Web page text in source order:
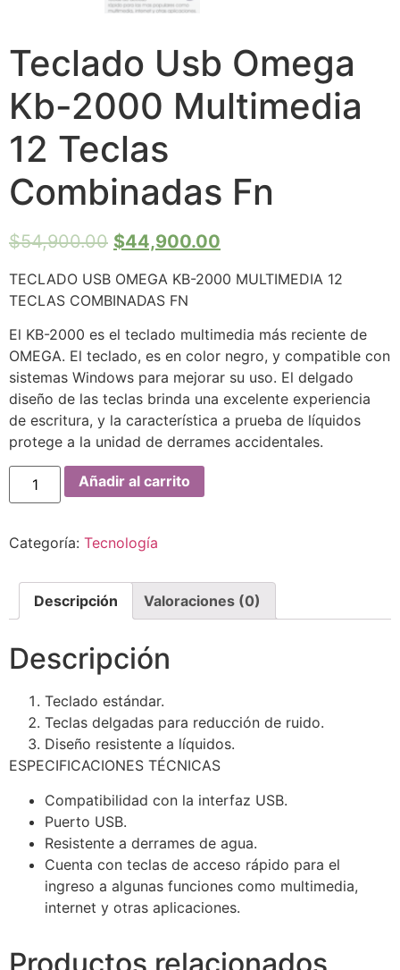
Teclado Usb Omega
Kb-2000 Multimedia
12 Teclas
Combinadas Fn
$54,900.00 $44,900.00
TECLADO USB OMEGA KB-2000 MULTIMEDIA 12
TECLAS COMBINADAS FN
El KB-2000 es el teclado multimedia más reciente de
OMEGA. El teclado, es en color negro, y compatible con
sistemas Windows para mejorar su uso. El delgado
diseño de las teclas brinda una excelente experiencia
de escritura, y la característica a prueba de líquidos
protege a la unidad de derrames accidentales.
Añadir al carrito
Categoría: Tecnología
Descripción Valoraciones (0)
Descripción
Teclado estándar.
Teclas delgadas para reducción de ruido.
Diseño resistente a líquidos.
ESPECIFICACIONES TÉCNICAS
Compatibilidad con la interfaz USB.
Puerto USB.
Resistente a derrames de agua.
Cuenta con teclas de acceso rápido para el
ingreso a algunas funciones como multimedia,
internet y otras aplicaciones.